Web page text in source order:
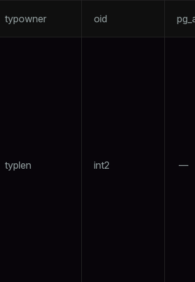
typowner oid
typlen int2 —